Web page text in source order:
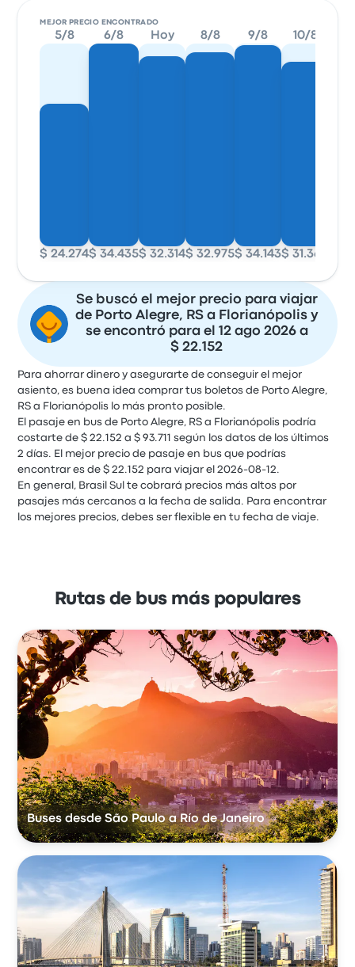
MEJOR PRECIO ENCONTRADO
5/8
$ 24.274
6/8
$ 34.435
Hoy
$ 32.314
8/8
$ 32.975
9/8
$ 34.143
10/8
$ 31.360
Se buscó el mejor precio para viajar
de Porto Alegre, RS a Florianópolis y
se encontró para el 12 ago 2026 a
$ 22.152
Para ahorrar dinero y asegurarte de conseguir el mejor
asiento, es buena idea comprar tus boletos de Porto Alegre,
RS a Florianópolis lo más pronto posible.
El pasaje en bus de Porto Alegre, RS a Florianópolis podría
costarte de $ 22.152 a $ 93.711 según los datos de los últimos
2 días. El mejor precio de pasaje en bus que podrías
encontrar es de $ 22.152 para viajar el 2026-08-12.
En general, Brasil Sul te cobrará precios más altos por
pasajes más cercanos a la fecha de salida. Para encontrar
los mejores precios, debes ser flexible en tu fecha de viaje.
Rutas de bus más populares
Buses desde São Paulo a Río de Janeiro